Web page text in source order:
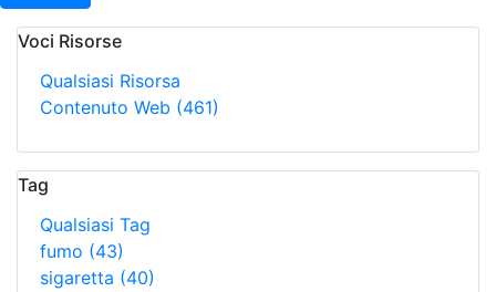
Voci Risorse
Qualsiasi Risorsa
Contenuto Web (461)
Tag
Qualsiasi Tag
fumo (43)
sigaretta (40)